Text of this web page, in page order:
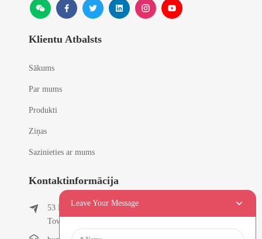
Klientu Atbalsts
Sākums
Par mums
Produkti
Ziņas
Sazinieties ar mums
Kontaktinformācija
53 East Chunfeng Road, Tielukeng Village, Qishi
Town, Dongguan, Guangdong, Ķīna
Leave Your Message